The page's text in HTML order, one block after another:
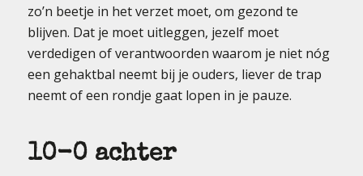
zo’n beetje in het verzet moet, om gezond te
blijven. Dat je moet uitleggen, jezelf moet
verdedigen of verantwoorden waarom je niet nóg
een gehaktbal neemt bij je ouders, liever de trap
neemt of een rondje gaat lopen in je pauze.
10-0 achter